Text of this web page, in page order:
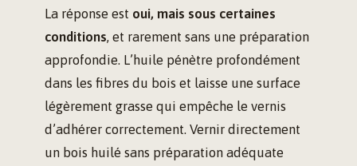
La réponse est oui, mais sous certaines
conditions, et rarement sans une préparation
approfondie. L’huile pénètre profondément
dans les fibres du bois et laisse une surface
légèrement grasse qui empêche le vernis
d’adhérer correctement. Vernir directement
un bois huilé sans préparation adéquate